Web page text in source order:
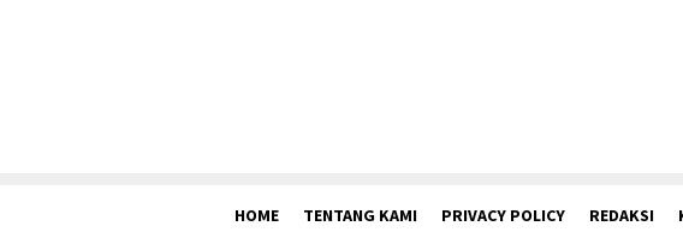
HOME TENTANG KAMI PRIVACY POLICY REDAKSI